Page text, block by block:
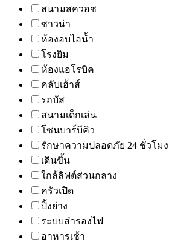
สนามสควอช
ซาวน่า
ห้องอบไอน้ำ
โรงยิม
ห้องแอโรบิค
คลับเฮ้าส์
รถบัส
สนามเด็กเล่น
โซนบาร์บีคิว
รักษาความปลอดภัย 24 ชั่วโมง
เดินขึ้น
ใกล้ลิฟต์ส่วนกลาง
ครัวเปิด
ปิ้งย่าง
ระบบสำรองไฟ
อาหารเช้า